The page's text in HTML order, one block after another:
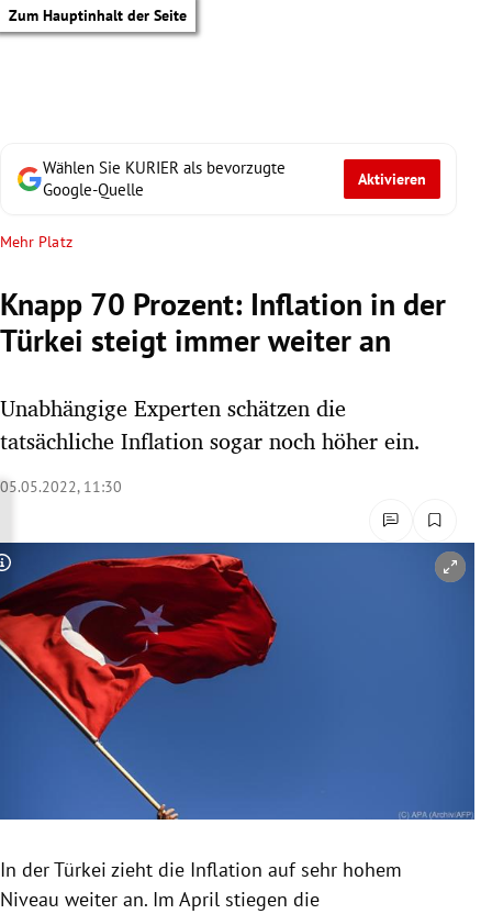
Zum Hauptinhalt der Seite
Untermenü
Untermenü
Untermenü
Untermenü
Untermenü
Untermenü
Wählen Sie KURIER als bevorzugte
Google-Quelle
Aktivieren
Mehr Platz
Knapp 70 Prozent: Inflation in der
Türkei steigt immer weiter an
Unabhängige Experten schätzen die
tatsächliche Inflation sogar noch höher ein.
05.05.2022, 11:30
Copyright-Hinweis öffnen/schließen
In der Türkei zieht die Inflation auf sehr hohem
Niveau weiter an. Im April stiegen die